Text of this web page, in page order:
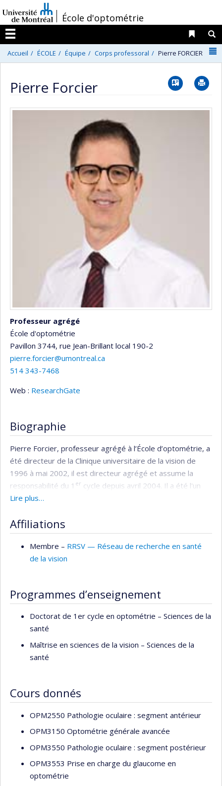
au
contenu
/École d'optométrie
Menu
Liens
Accueil ÉCOLE Équipe Corps professoral Pierre FORCIER
Pierre Forcier Vcard
Professeur agrégé
École d'optométrie
Pavillon 3744, rue Jean-Brillant local 190-2
pierre.forcier@umontreal.ca
514 343-7468
Web : ResearchGate
Biographie
Pierre Forcier, professeur agrégé à l’École d’optométrie, a
été directeur de la Clinique universitaire de la vision de
1996 à mai 2002, il est directeur agrégé et assume la
responsabilité du 1 er cycle depuis avril 2004. Il a été l'un
des principaux artisans du plus important effort de
(médicaments thérapeutiques).
En raison de son expertise en santé oculaire, le Dr Forcier
agit souvent comme témoin pour l’Ordre des
Lire plus…
Affiliations
Membre – RRSV — Réseau de recherche en santé
de la vision
Programmes d’enseignement
Doctorat de 1er cycle en optométrie – Sciences de la
santé
Maîtrise en sciences de la vision – Sciences de la
santé
Cours donnés
OPM2550 Pathologie oculaire : segment antérieur
OPM3150 Optométrie générale avancée
OPM3550 Pathologie oculaire : segment postérieur
OPM3553 Prise en charge du glaucome en
optométrie